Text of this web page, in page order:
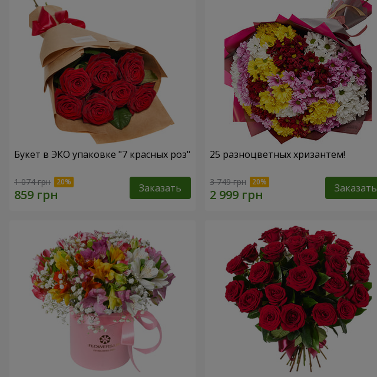
Букет в ЭКО упаковке "7 красных роз"
1 074 грн Заказать
25 разноцветных хризантем!
3 749 грн Заказать